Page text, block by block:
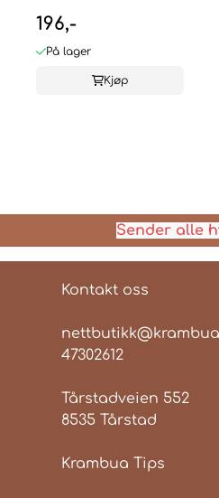
196,-
På lager
Kjøp
Sender alle
Kontakt oss
47302612
Tårstadveien 552
8535 Tårstad
Krambua Tips